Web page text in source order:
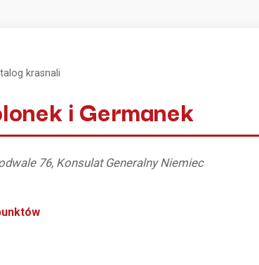
krasnali
i Germanek
76, Konsulat Generalny Niemiec